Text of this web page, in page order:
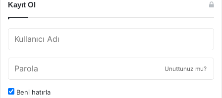
Kayıt Ol
Unuttunuz mu?
Beni hatırla